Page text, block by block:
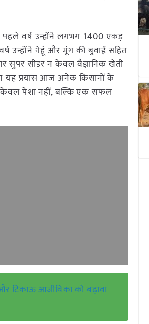
वर्ष उन्होंने लगभग 1400 एकड़
उन्होंने गेहूं और मूंग की बुवाई सहित
सुपर सीडर न केवल वैज्ञानिक खेती
यह प्रयास आज अनेक किसानों के
केवल पेशा नहीं, बल्कि एक सफल
टिकाऊ आजीविका को बढ़ावा